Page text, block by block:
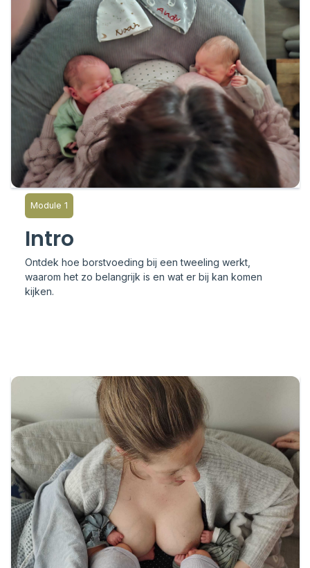
Module 1
Intro
Ontdek hoe borstvoeding bij een tweeling werkt,
waarom het zo belangrijk is en wat er bij kan komen
kijken.